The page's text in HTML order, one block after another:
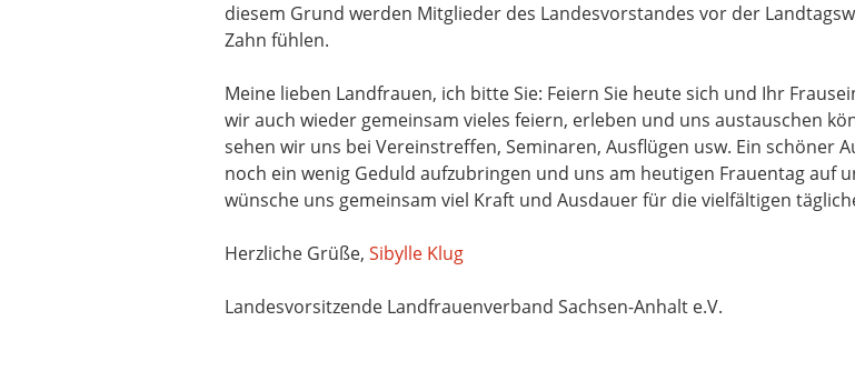
diesem Grund werden Mitglieder des Landesvorstandes vor der
Zahn fühlen.
Meine lieben Landfrauen, ich bitte Sie: Feiern Sie heute sich und Ihr
wir auch wieder gemeinsam vieles feiern, erleben und uns austauschen
sehen wir uns bei Vereinstreffen, Seminaren, Ausflügen usw. Ein schöner
noch ein wenig Geduld aufzubringen und uns am heutigen Frauentag auf
wünsche uns gemeinsam viel Kraft und Ausdauer für die vielfältigen
Herzliche Grüße, Sibylle Klug
Landesvorsitzende Landfrauenverband Sachsen-Anhalt e.V.